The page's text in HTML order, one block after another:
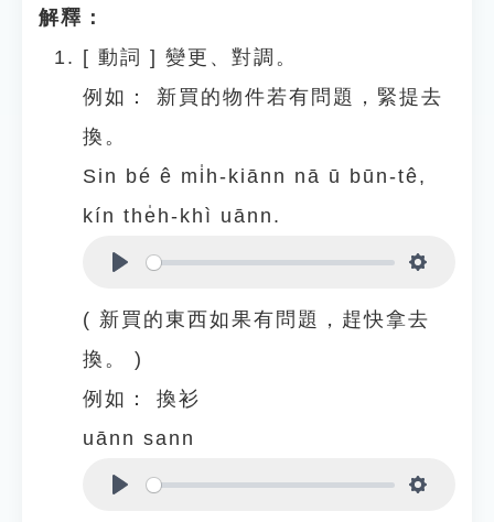
解釋：
[ 動詞 ] 變更、對調。
例如：
新買的物件若有問題，緊提去
換。
Sin bé ê mi̍h-kiānn nā ū būn-tê,
kín the̍h-khì uānn.
( 新買的東西如果有問題，趕快拿去
換。 )
例如：
換衫
uānn sann